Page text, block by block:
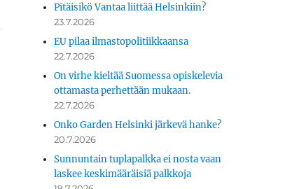
Pitäisikö Vantaa liittää Helsinkiin?
23.7.2026
EU pilaa ilmastopolitiikkaansa
22.7.2026
On virhe kieltää Suomessa opiskelevia
ottamasta perhettään mukaan.
22.7.2026
Onko Garden Helsinki järkevä hanke?
20.7.2026
Sunnuntain tuplapalkka ei nosta vaan
laskee keskimääräisiä palkkoja